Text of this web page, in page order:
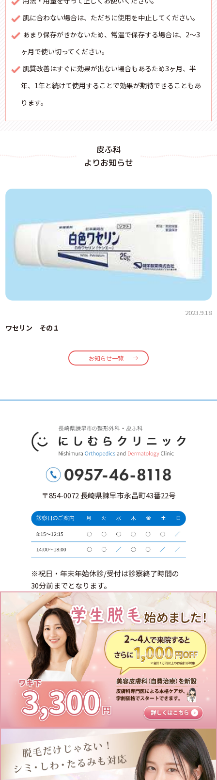
肌に合わない場合は、ただちに使用を中止してください。
あまり保存がきかないため、常温で保存する場合は、2～3
ヶ月で使い切ってください。
肌質改善はすぐに効果が出ない場合もあるため3ヶ月、半
年、1年と続けて使用することで効果が期待できることもあ
ります。
皮ふ科
よりお知らせ
2023.9.18
ワセリン その１
お知らせ一覧
〒854-0072 長崎県諫早市永昌町43番22号
※祝日・年末年始休診/受付は診察終了時間の
30分前までとなります。